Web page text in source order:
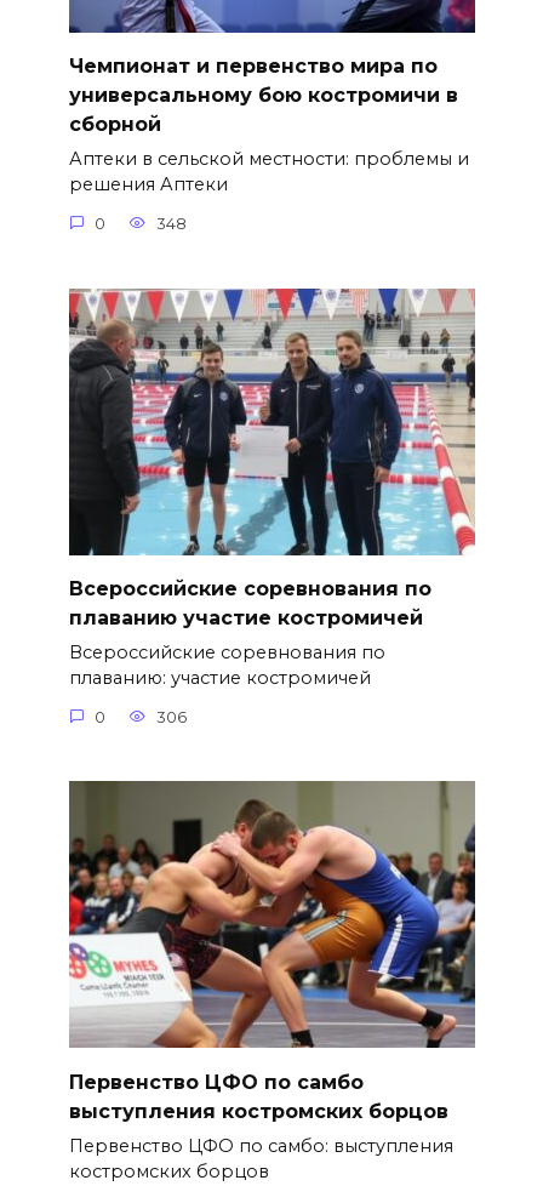
Чемпионат и первенство мира по
универсальному бою костромичи в
сборной
Аптеки в сельской местности: проблемы и
решения Аптеки
0 348
Всероссийские соревнования по
плаванию участие костромичей
Всероссийские соревнования по
плаванию: участие костромичей
0 306
Первенство ЦФО по самбо
выступления костромских борцов
Первенство ЦФО по самбо: выступления
костромских борцов